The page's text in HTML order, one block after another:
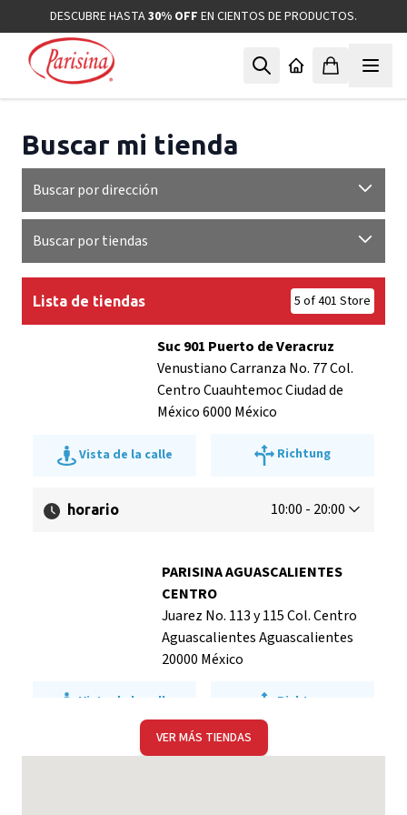
Ir al contenidoDESCUBRE HASTA30% OFF EN CIENTOS DE PRODUCTOS.
Buscar mi tienda
Buscar por dirección
Buscar por tiendas
Lista de tiendas 5 of 401 Store
Suc 901 Puerto de Veracruz
Venustiano Carranza No. 77 Col.
Centro Cuauhtemoc Ciudad de
México 6000 México
Vista de la calle Richtung
horario 10:00 - 20:00
PARISINA AGUASCALIENTES
CENTRO
Juarez No. 113 y 115 Col. Centro
Aguascalientes Aguascalientes
20000 México
Vista de la calle Richtung
horario 10:0 - 20:0
VER MÁS TIENDAS